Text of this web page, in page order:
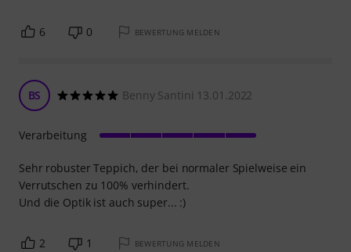
6 0 BEWERTUNG MELDEN
BS Benny Santini 13.01.2022
Sehr robuster Teppich, der bei normaler Spielweise ein
Verrutschen zu 100% verhindert.
Und die Optik ist auch super... :)
Verarbeitung
2 1 BEWERTUNG MELDEN